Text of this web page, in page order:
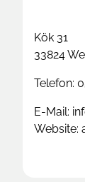
Kök 31
33824
Telefon:
E-Mail:
Website: